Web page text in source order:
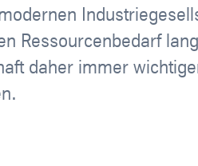
Ressourcenbedarf
daher immer